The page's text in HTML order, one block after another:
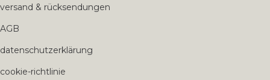
versand & rücksendungen
AGB
datenschutzerklärung
cookie-richtlinie